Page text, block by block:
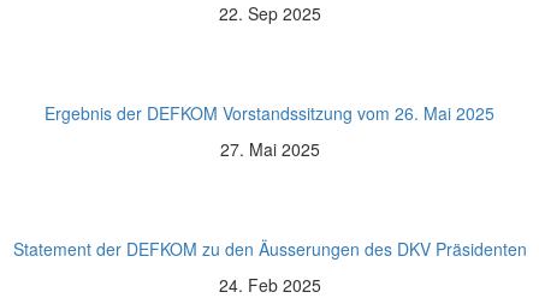
22. Sep 2025
Ergebnis der DEFKOM Vorstandssitzung vom 26. Mai 2025
27. Mai 2025
Statement der DEFKOM zu den Äusserungen des DKV Präsidenten
24. Feb 2025